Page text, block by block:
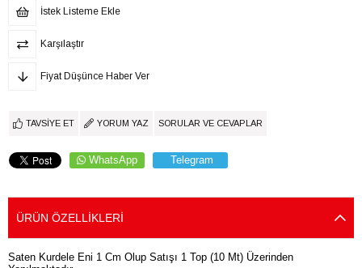
İstek Listeme Ekle
Karşılaştır
Fiyat Düşünce Haber Ver
TAVSIYE ET YORUM YAZ SORULAR VE CEVAPLAR
WhatsApp Telegram
ÜRÜN ÖZELLIKLERI
Saten Kurdele Eni 1 Cm Olup Satışı 1 Top (10 Mt) Üzerinden